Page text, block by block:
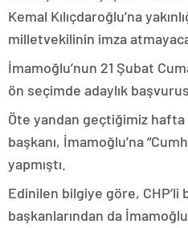
Kemal Kılıçdaroğlu’na
milletvekilinin imza
İmamoğlu’nun 21 Şubat
ön seçimde adaylık
Öte yandan geçtiğimiz hafta
başkanı, İmamoğlu’na
yapmıştı.
Edinilen bilgiye göre,
başkanlarından da